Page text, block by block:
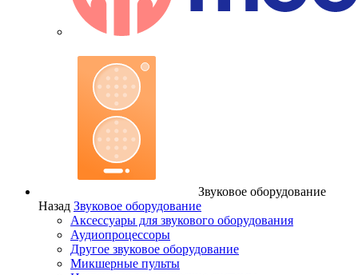
Звуковое оборудование
Назад Звуковое оборудование
Аксессуары для звукового оборудования
Аудиопроцессоры
Другое звуковое оборудование
Микшерные пульты